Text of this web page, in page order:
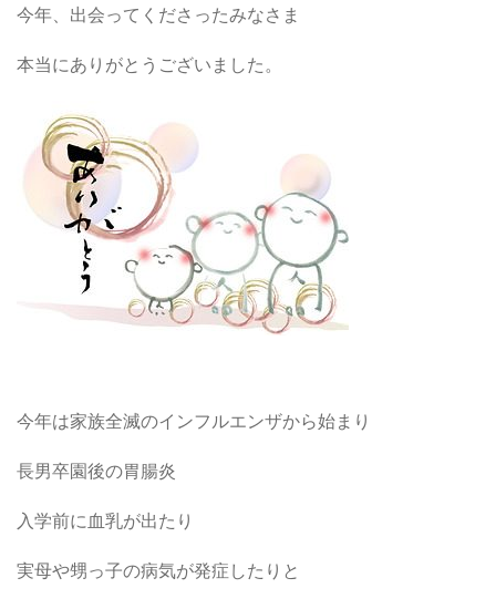
今年、出会ってくださったみなさま
本当にありがとうございました。
今年は家族全滅のインフルエンザから始まり
長男卒園後の胃腸炎
入学前に血乳が出たり
実母や甥っ子の病気が発症したりと